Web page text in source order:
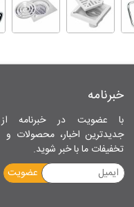
خبرنامه
با عضویت در خبرنامه از
جدیدترین اخبار، محصولات و
تخفیفات ما با خبر شوید.
عضویت